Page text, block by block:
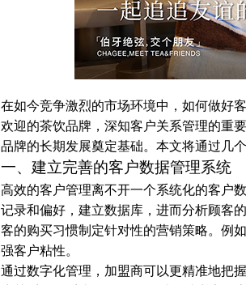
在如今竞争激烈的市场环境中，如何做好
欢迎的茶饮品牌，深知客户关系管理的重
品牌的长期发展奠定基础。本文将通过几
一、建立完善的客户数据管理系统
高效的客户管理离不开一个系统化的客户
记录和偏好，建立数据库，进而分析顾客
客的购买习惯制定针对性的营销策略。例
强客户粘性。
通过数字化管理，加盟商可以更精准地把